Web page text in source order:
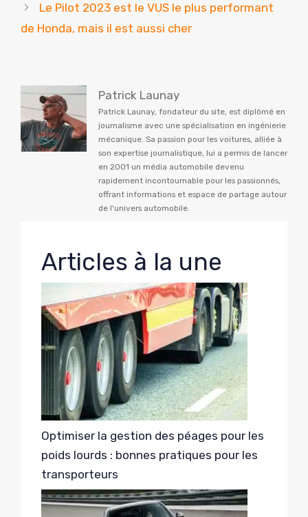
Le Pilot 2023 est le VUS le plus performant
de Honda, mais il est aussi cher
Patrick Launay
Patrick Launay, fondateur du site, est diplômé en
journalisme avec une spécialisation en ingénierie
mécanique. Sa passion pour les voitures, alliée à
son expertise journalistique, lui a permis de lancer
en 2001 un média automobile devenu
rapidement incontournable pour les passionnés,
offrant informations et espace de partage autour
de l'univers automobile.
Articles à la une
Optimiser la gestion des péages pour les
poids lourds : bonnes pratiques pour les
transporteurs